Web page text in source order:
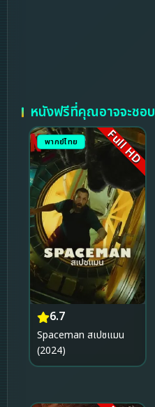
หนังฟรีที่คุณอาจจะชอบ
พากย์ไทย Full HD
6.7
Spaceman สเปซแมน
(2024)